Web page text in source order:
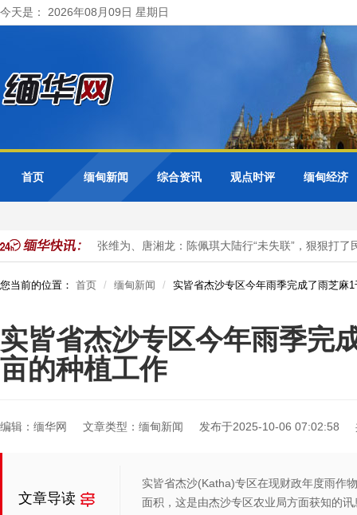
今天是： 2026年08月09日 星期日
首页 缅甸新闻 综合资讯 观点时评 缅甸经济
合作会议 张维为、唐湘龙：陈佩琪大陆行“未失联”，狠狠打了
您当前的位置： 首页 缅甸新闻 实皆省杰沙专区今年雨季完成了雨芝麻
实皆省杰沙专区今年雨季完
亩的种植工作
编辑：缅华网 文章类型：缅甸新闻 发布于2025-10-06 07:02:58
文章导读
实皆省杰沙(Katha)专区在现财政年度雨作
面积，这是由杰沙专区农业局方面获知的讯